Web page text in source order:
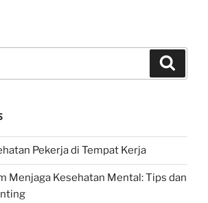
Pekerja di Tempat Kerja
Menjaga Kesehatan Mental: Tips dan